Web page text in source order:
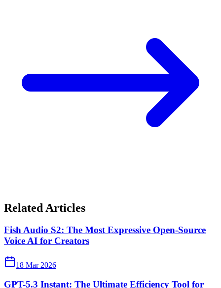
Related Articles
Fish Audio S2: The Most Expressive Open-Source
Voice AI for Creators
18 Mar 2026
GPT-5.3 Instant: The Ultimate Efficiency Tool for